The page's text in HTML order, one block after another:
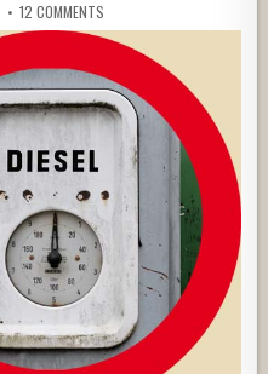
12 COMMENTS